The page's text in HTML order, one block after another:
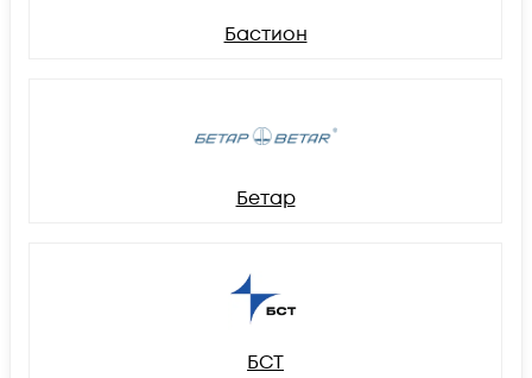
Бастион
Бетар
БСТ